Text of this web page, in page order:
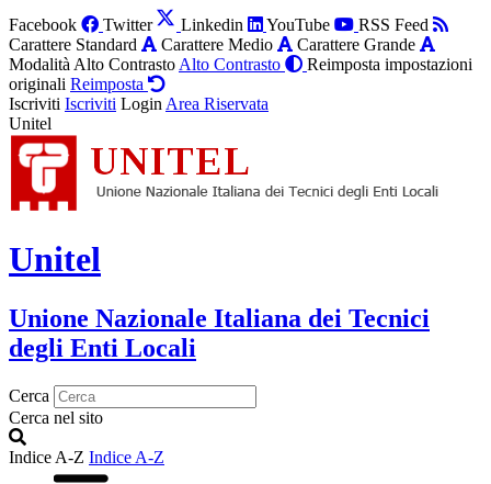
Facebook Twitter Linkedin YouTube
RSS Feed
Carattere Standard
Carattere Medio
Carattere Grande
Modalità Alto Contrasto Alto Contrasto
Reimposta impostazioni
originali Reimposta
Iscriviti Iscriviti Login Area Riservata
Unitel
Unitel
Unione Nazionale Italiana dei Tecnici
degli Enti Locali
Cerca
Cerca nel sito
Indice A-Z Indice A-Z